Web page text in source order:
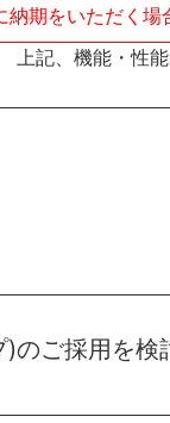
期をいただく
上記、機能・性
ご採用を